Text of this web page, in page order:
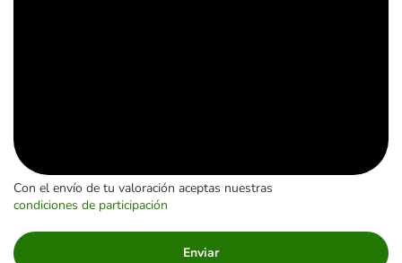
Con el envío de tu valoración aceptas nuestras
condiciones de participación
Enviar